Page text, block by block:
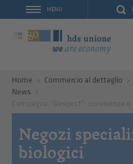
MENU
Home Commercio al dettaglio
News
Negozi
biologici